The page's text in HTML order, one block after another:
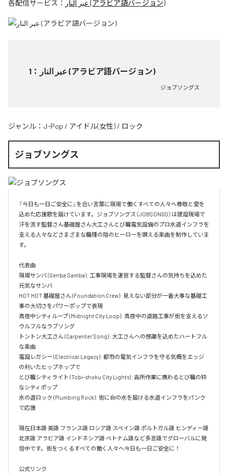
各配信サービス：
عبر النار (アラビア語バージョン)
1 ： عبر النار (アラビア語バージョン)
ジョブソングス
ジャンル： J-Pop / アイドル(女性) / ロック
ジョブソングス
『今日も一日ご安全に』を合い言葉に現場で働くすべての人々へ尊敬と愛を
込めた応援歌を届けています。ジョブソングス（JOBSONGS）は建設現場で
汗を流す監督さん基礎屋さん大工さんとび職電気設備のプロ水道インフラを
支える人々などさまざまな職種の陰のヒーローを讃える楽曲を制作していま
す。
代表曲
現場サンバ (Genba Samba): 工事現場を運営する監督さんの気持ちを込めた
元気なサンバ
HOT HOT 基礎屋さん (Foundation Crew): 見えない部分が一番大事な基礎工
事の大切さをパワーポップで表現
真夜中シティループ (Midnight City Loop): 真夜中の道路工事が街を支えるソ
ウルフルなラブソング
トントン大工さん (Carpenter Song): 大工さんへの感謝を込めたハートフル
な楽曲
電設レガシー (Electrical Legacy): 都市の電気インフラを守る気概をエッジ
の利いたヒップホップで
とび職シティライト (Tobi-shoku City Lights): 高所作業に携わるとび職の粋
なシティポップ
水の道ロック (Plumbing Rock): 街に命の水を届ける水道インフラをパンク
で応援
現在日本語 英語 フランス語 ロシア語 スペイン語 ポルトガル語 ヒンディー語
北京語 アラビア語 インドネシア語 ベトナム語など多言語でグローバルに発
信中です。街をつくるすべての働く人々へ今日も一日ご安全に！
公式リンク